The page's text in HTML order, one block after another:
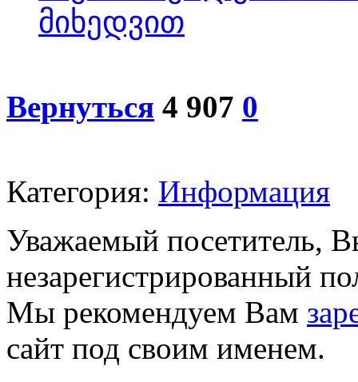
მიხედვით
Вернуться 4 907 0
Категория: Информация
Уважаемый посетитель,
незарегистрированный
Мы рекомендуем Вам
сайт под своим именем.